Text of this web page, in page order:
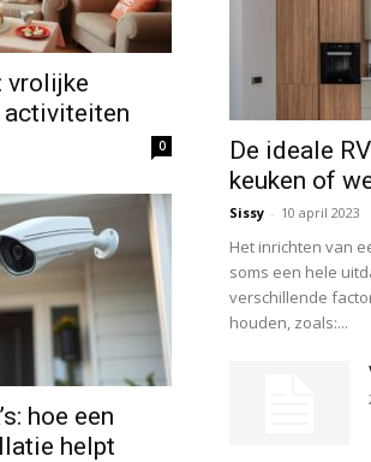
vrolijke
activiteiten
0
hoe een
helpt
De ideale
keuken of
Sissy - 10 april 2023
Het inrichten van
soms een hele
verschillende
houden, zoals:...